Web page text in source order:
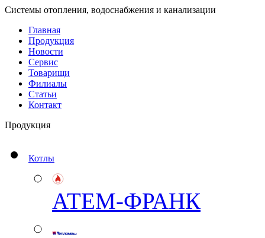
Системы отопления, водоснабжения и канализации
Главная
Продукция
Новости
Сервис
Товарищи
Филиалы
Статьи
Контакт
Продукция
Котлы
АТЕМ-ФРАНК